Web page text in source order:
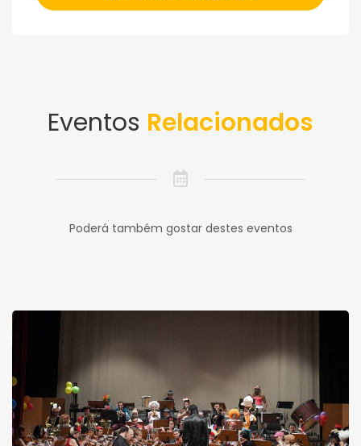
Eventos Relacionados
Poderá também gostar destes eventos